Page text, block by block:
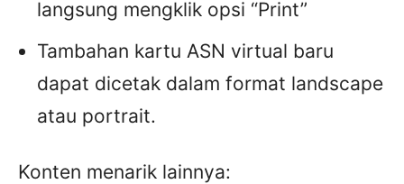
langsung mengklik opsi “Print”
Tambahan kartu ASN virtual baru
dapat dicetak dalam format landscape
atau portrait.
Konten menarik lainnya: